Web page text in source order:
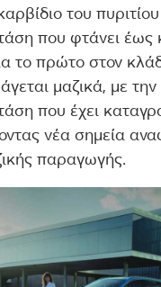
του
που φτάνει έως
το πρώτο στον
μαζικά, με
που έχει
νέα σημεία
παραγωγής.